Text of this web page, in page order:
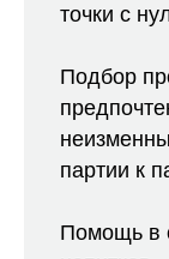
точки с
Подбор
партии к
Помощь в